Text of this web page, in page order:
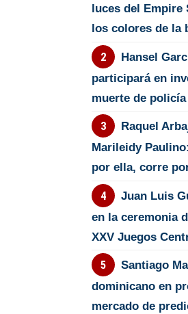
luces del
los colores de la
Hansel
participará en
muerte de policía
Raquel
Marileidy
por ella, corre
Juan Luis
en la ceremonia
XXV Juegos
Santiago
dominicano en
mercado de